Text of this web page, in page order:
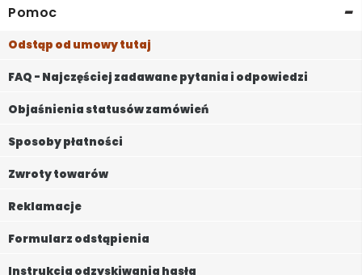
Pomoc -
Odstąp od umowy tutaj
FAQ - Najczęściej zadawane pytania i odpowiedzi
Objaśnienia statusów zamówień
Sposoby płatności
Zwroty towarów
Reklamacje
Formularz odstąpienia
Instrukcja odzyskiwania hasła